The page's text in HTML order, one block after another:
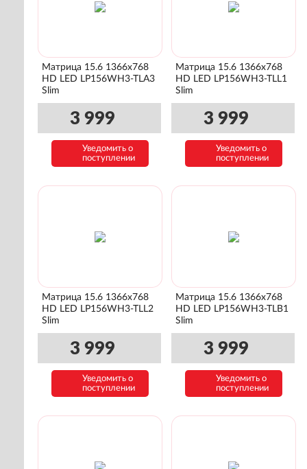
Матрица 15.6 1366x768
HD LED LP156WH3-TLA3
Slim
3 999
Уведомить о
поступлении
Матрица 15.6 1366x768
HD LED LP156WH3-TLL1
Slim
3 999
Уведомить о
поступлении
Матрица 15.6 1366x768
HD LED LP156WH3-TLL2
Slim
3 999
Уведомить о
поступлении
Матрица 15.6 1366x768
HD LED LP156WH3-TLB1
Slim
3 999
Уведомить о
поступлении